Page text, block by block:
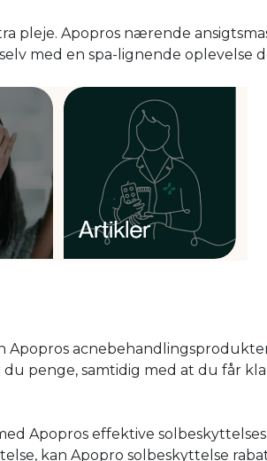
pleje. Apopros nærende
med en spa-lignende oplevelse
Apopros
penge, samtidig med at du får
Apopros effektive
kan Apopro solbeskyttelse